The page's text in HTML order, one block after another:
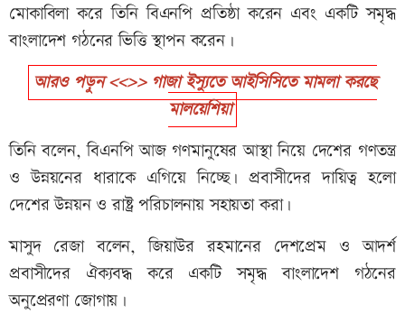
মোকাবিলা করে তিনি বিএনপি প্রতিষ্ঠা করেন এবং একটি সমৃদ্ধ
বাংলাদেশ গঠনের ভিত্তি স্থাপন করেন।
আরও পড়ুন <<>> গাজা ইস্যুতে আইসিসিতে মামলা করছে
মালয়েশিয়া
তিনি বলেন, বিএনপি আজ গণমানুষের আস্থা নিয়ে দেশের গণতন্ত্র
ও উন্নয়নের ধারাকে এগিয়ে নিচ্ছে। প্রবাসীদের দায়িত্ব হলো
দেশের উন্নয়ন ও রাষ্ট্র পরিচালনায় সহায়তা করা।
মাসুদ রেজা বলেন, জিয়াউর রহমানের দেশপ্রেম ও আদর্শ
প্রবাসীদের ঐক্যবদ্ধ করে একটি সমৃদ্ধ বাংলাদেশ গঠনের
অনুপ্রেরণা জোগায়।